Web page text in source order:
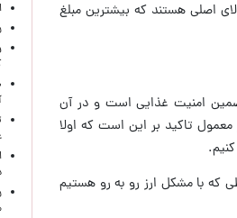
خریدها قرار دارد و بعد از آن برنج و گوشت قرمز، روغن و ماکارونی ۵ قلم کالای اصلی هستند که بیشترین مبلغ
و تنوع کالاها در طرح کالابرگ نیز گفت: بحث کارگروه ماده ۱۳ مصوبه تضمین امنیت غذایی است و در آن
تاکید بر این است که اولا
که با مشکل ارز رو به رو هستیم